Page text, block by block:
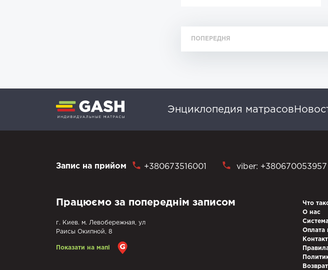
ПОПЕРЕДНЯ
Энциклопедия матрасов
Запис на прийом +380673516001 viber: +380670053957
Працюємо за попереднім записом
г. Киев. м. Левобережная, ул
Раисы Окипной, 8
Показати на мапі
Что
О нас
Оплата